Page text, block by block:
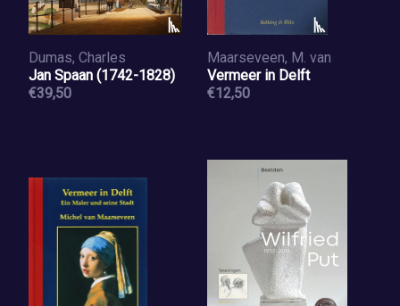
Dumas, Charles
Jan Spaan (1742-1828)
€39,50
Maarseveen, M. van
Vermeer in Delft
€12,50